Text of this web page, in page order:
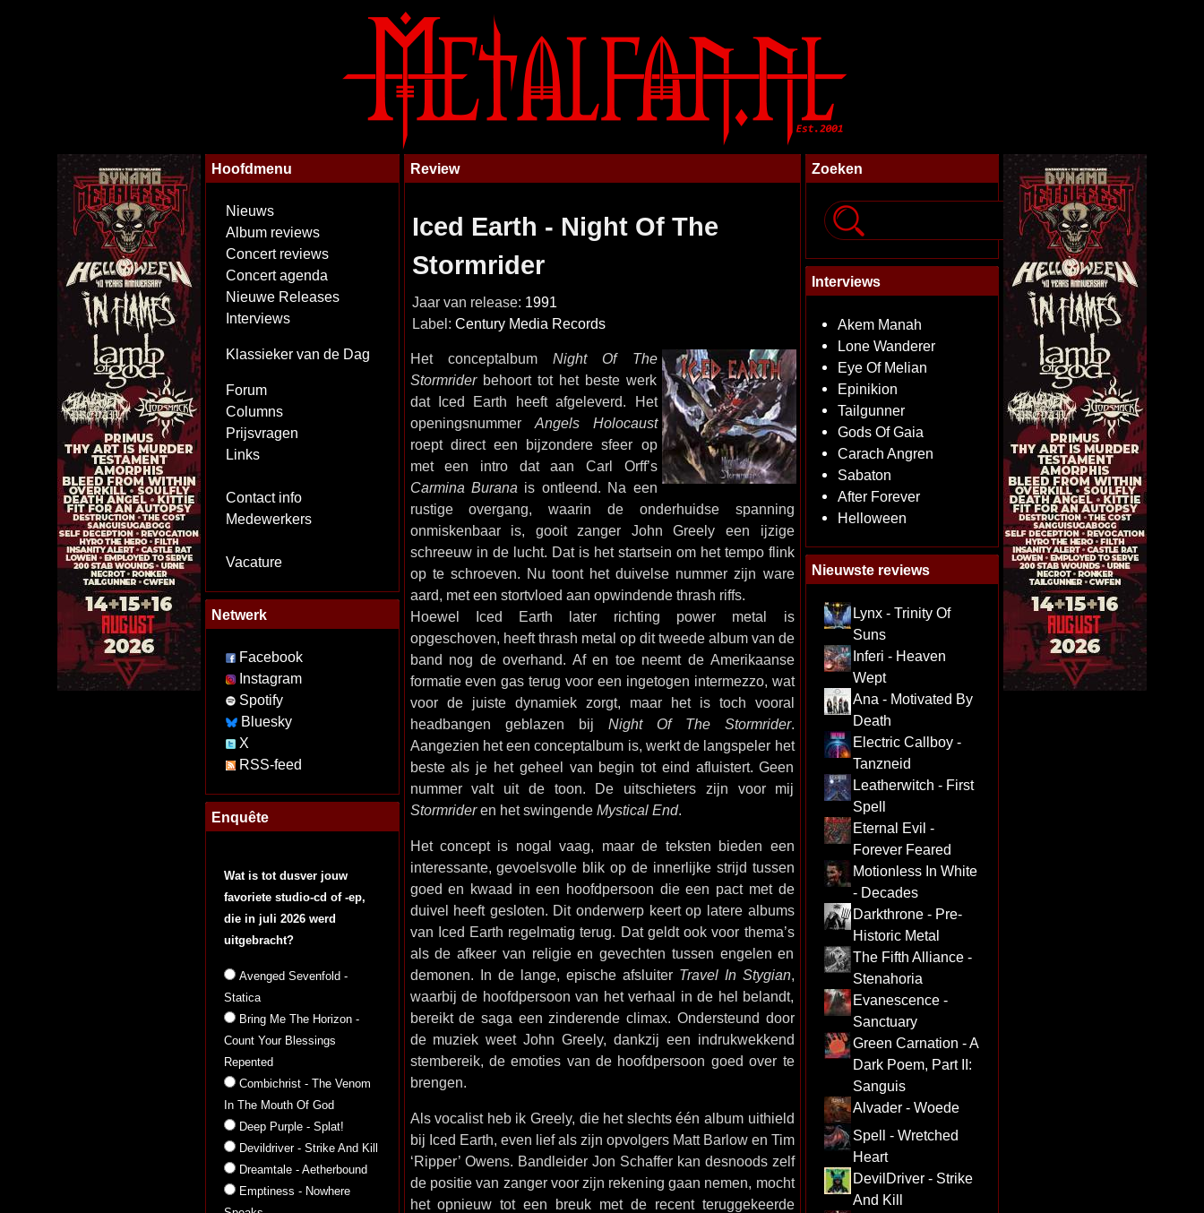
Hoofdmenu
Nieuws
Album reviews
Concert reviews
Concert agenda
Nieuwe Releases
Interviews
Klassieker van de Dag
Forum
Columns
Prijsvragen
Links
Contact info
Medewerkers
Vacature
Netwerk
Facebook
Instagram
Spotify
Bluesky
X
RSS-feed
Enquête
Wat is tot dusver jouw
favoriete studio-cd of -ep,
die in juli 2026 werd
uitgebracht?
Avenged Sevenfold -
Statica
Bring Me The Horizon -
Count Your Blessings
Repented
Combichrist - The Venom
In The Mouth Of God
Deep Purple - Splat!
Devildriver - Strike And Kill
Dreamtale - Aetherbound
Emptiness - Nowhere
Review
Iced Earth - Night Of The
Stormrider
Jaar van release: 1991
Label: Century Media Records
Het conceptalbum Night Of The
Stormriderbehoort tot het beste werk
dat Iced Earth heeft afgeleverd. Het
openingsnummer Angels Holocaust
roept direct een bijzondere sfeer op
met een intro dat aan Carl Orff’s
Carmina Burana is ontleend. Na een
rustige overgang, waarin de onderhuidse spanning
onmiskenbaar is, gooit zanger John Greely een ijzige
schreeuw in de lucht. Dat is het startsein om het tempo flink
op te schroeven. Nu toont het duivelse nummer zijn ware
aard, met een stortvloed aan opwindende thrash riffs.
Hoewel Iced Earth later richting power metal is
opgeschoven, heeft thrash metal op dit tweede album van de
band nog de overhand. Af en toe neemt de Amerikaanse
formatie even gas terug voor een ingetogen intermezzo, wat
voor de juiste dynamiek zorgt, maar het is toch vooral
headbangen geblazen bij Night Of The Stormrider.
Aangezien het een conceptalbum is, werkt de langspeler het
beste als je het geheel van begin tot eind afluistert. Geen
nummer valt uit de toon. De uitschieters zijn voor mij
Stormrideren het swingende Mystical End.
Het concept is nogal vaag, maar de teksten bieden een
interessante, gevoelsvolle blik op de innerlijke strijd tussen
goed en kwaad in een hoofdpersoon die een pact met de
duivel heeft gesloten. Dit onderwerp keert op latere albums
van Iced Earth regelmatig terug. Dat geldt ook voor thema’s
als de afkeer van religie en gevechten tussen engelen en
demonen. In de lange, epische afsluiter Travel In Stygian,
waarbij de hoofdpersoon van het verhaal in de hel belandt,
bereikt de saga een zinderende climax. Ondersteund door
de muziek weet John Greely, dankzij een indrukwekkend
stembereik, de emoties van de hoofdpersoon goed over te
brengen.
Als vocalist heb ik Greely, die het slechts één album uithield
bij Iced Earth, even lief als zijn opvolgers Matt Barlow en Tim
‘Ripper’ Owens. Bandleider Jon Schaffer kan desnoods zelf
de positie van zanger voor zijn rekening gaan nemen, mocht
het opnieuw tot een breuk met de recent teruggekeerde
Zoeken
Interviews
Akem Manah
Lone Wanderer
Eye Of Melian
Epinikion
Tailgunner
Gods Of Gaia
Carach Angren
Sabaton
After Forever
Helloween
Nieuwste reviews
Lynx - Trinity Of
Suns
Inferi - Heaven
Wept
Ana - Motivated By
Death
Electric Callboy -
Tanzneid
Leatherwitch - First
Spell
Eternal Evil -
Forever Feared
Motionless In White
- Decades
Darkthrone - Pre-
Historic Metal
The Fifth Alliance -
Stenahoria
Evanescence -
Sanctuary
Green Carnation - A
Dark Poem, Part II:
Sanguis
Alvader - Woede
Spell - Wretched
Heart
DevilDriver - Strike
And Kill